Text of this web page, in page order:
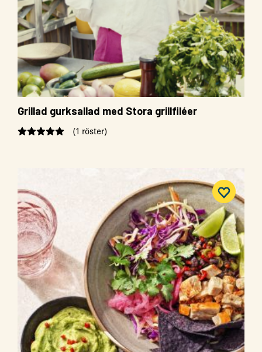
Grillad gurksallad med Stora grillfiléer
(1 röster)